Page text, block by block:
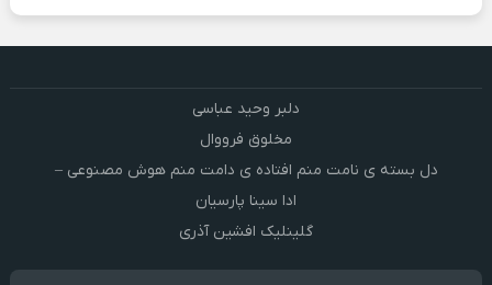
دلبر وحید عباسی
مخلوق فرووال
دل بسته ی نامت منم افتاده ی دامت منم هوش مصنوعی –
ادا سینا پارسیان
گلینلیک افشین آذری